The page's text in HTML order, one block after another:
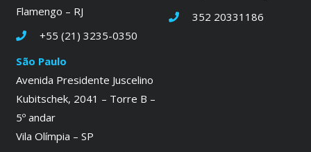
Flamengo – RJ
+55 (21) 3235-0350
352 20331186
São Paulo
Avenida Presidente Juscelino
Kubitschek, 2041 – Torre B –
5º andar
Vila Olímpia – SP